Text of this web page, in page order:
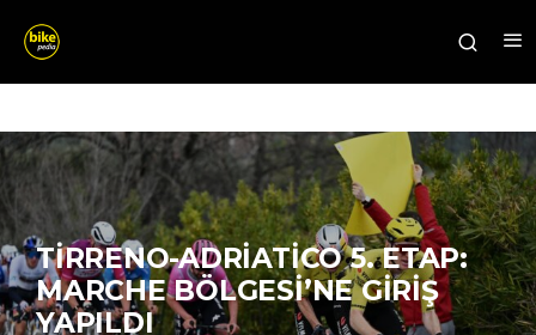
TIRRENO-ADRIATICO 5. ETAP:
MARCHE BÖLGESI’NE GIRIŞ
YAPILDI